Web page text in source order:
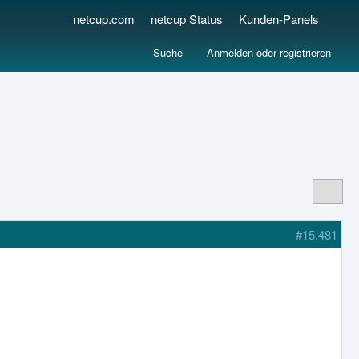
netcup.com netcup Status Kunden-Panels
Anmelden oder registrieren
Suche
#15.481